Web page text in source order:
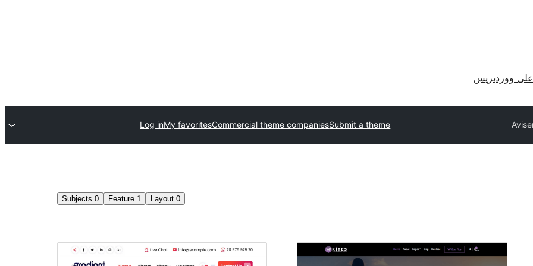
ووردبريس
Submit a theme
Commercial theme companies
My favorites
Log in
Layout 0
Feature 1
Subjects 0